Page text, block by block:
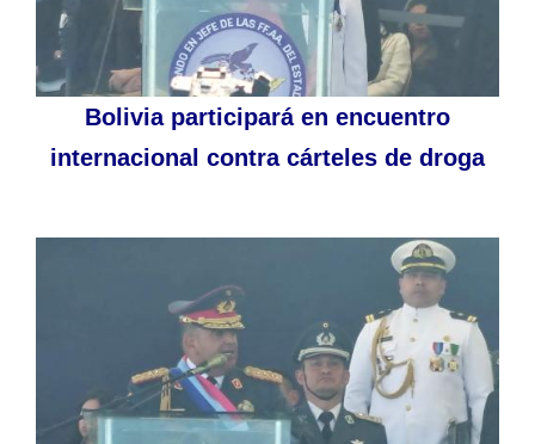
Bolivia participará en encuentro
internacional contra cárteles de droga